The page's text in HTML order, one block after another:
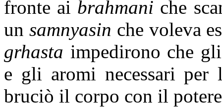
fronte ai brahmani che
un samnyasin che voleva
grhasta impedirono che
e gli aromi necessari per
bruciò il corpo con il